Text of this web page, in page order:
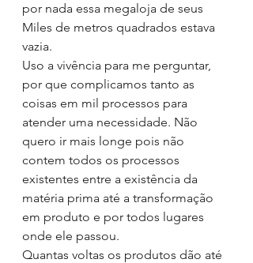
por nada essa megaloja de seus
Miles de metros quadrados estava
vazia.
Uso a vivência para me perguntar,
por que complicamos tanto as
coisas em mil processos para
atender uma necessidade. Não
quero ir mais longe pois não
contem todos os processos
existentes entre a existência da
matéria prima até a transformação
em produto e por todos lugares
onde ele passou.
Quantas voltas os produtos dão até